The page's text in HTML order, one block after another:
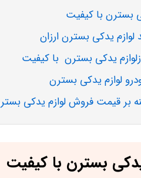
بسترن با کیفیت
یدکی بسترن ارزان
یدکی بسترن با کیفیت
لوازم یدکی بسترن
بر قیمت فروش لوازم یدکی
بسترن با کیفیت